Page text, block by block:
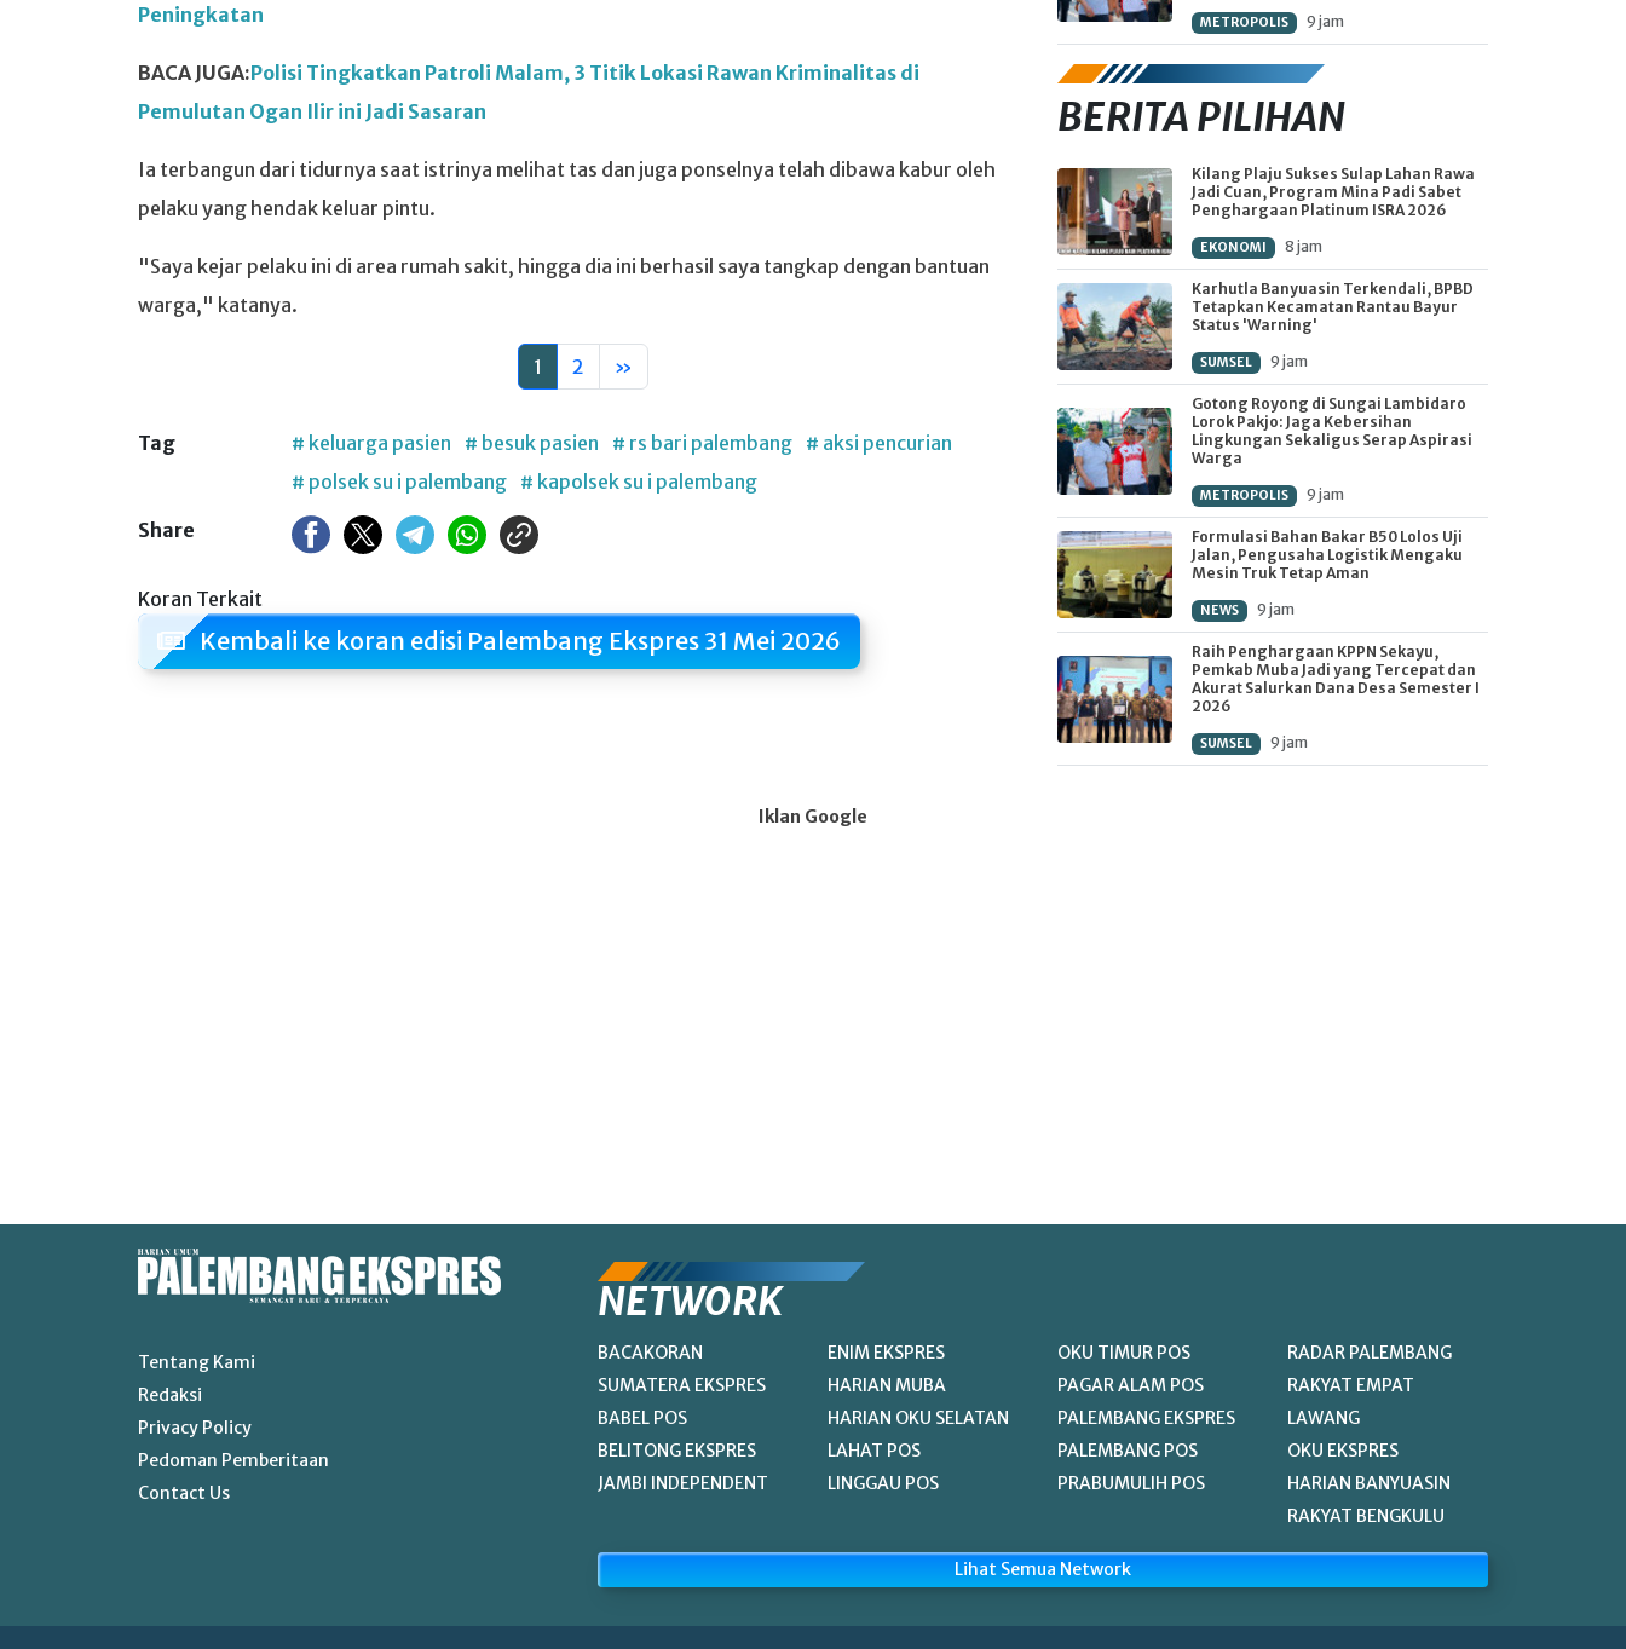
Peningkatan
BACA JUGA:Polisi Tingkatkan Patroli Malam, 3 Titik Lokasi Rawan Kriminalitas di
Pemulutan Ogan Ilir ini Jadi Sasaran
Ia terbangun dari tidurnya saat istrinya melihat tas dan juga ponselnya telah dibawa kabur oleh
pelaku yang hendak keluar pintu.
"Saya kejar pelaku ini di area rumah sakit, hingga dia ini berhasil saya tangkap dengan bantuan
warga," katanya.
1 2 »
Tag # keluarga pasien # besuk pasien # rs bari palembang
# aksi pencurian
# polsek su i palembang
# kapolsek su i palembang
Share
Koran Terkait
Kembali ke koran edisi Palembang Ekspres 31 Mei 2026
METROPOLIS 9 jam
BERITA PILIHAN
Kilang Plaju Sukses Sulap Lahan Rawa
Jadi Cuan, Program Mina Padi Sabet
Penghargaan Platinum ISRA 2026
EKONOMI 8 jam
Karhutla Banyuasin Terkendali, BPBD
Tetapkan Kecamatan Rantau Bayur
Status 'Warning'
SUMSEL 9 jam
Gotong Royong di Sungai Lambidaro
Lorok Pakjo: Jaga Kebersihan
Lingkungan Sekaligus Serap Aspirasi
Warga
METROPOLIS 9 jam
Formulasi Bahan Bakar B50 Lolos Uji
Jalan, Pengusaha Logistik Mengaku
Mesin Truk Tetap Aman
NEWS 9 jam
Raih Penghargaan KPPN Sekayu,
Pemkab Muba Jadi yang Tercepat dan
Akurat Salurkan Dana Desa Semester I
2026
SUMSEL 9 jam
Iklan Google
Tentang Kami
Redaksi
Privacy Policy
Pedoman Pemberitaan
Contact Us
NETWORK
BACAKORAN
SUMATERA EKSPRES
BABEL POS
BELITONG EKSPRES
JAMBI INDEPENDENT
ENIM EKSPRES
HARIAN MUBA
HARIAN OKU SELATAN
LAHAT POS
LINGGAU POS
OKU TIMUR POS
PAGAR ALAM POS
PALEMBANG EKSPRES
PALEMBANG POS
PRABUMULIH POS
RADAR PALEMBANG
RAKYAT EMPAT
LAWANG
OKU EKSPRES
HARIAN BANYUASIN
RAKYAT BENGKULU
Lihat Semua Network